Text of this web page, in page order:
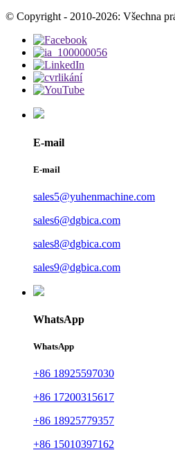
© Copyright - 2010-2026: Všechna
E-mail
E-mail
sales5@yuhenmachine.com
sales6@dgbica.com
sales8@dgbica.com
sales9@dgbica.com
WhatsApp
WhatsApp
+86 18925597030
+86 17200315617
+86 18925779357
+86 15010397162